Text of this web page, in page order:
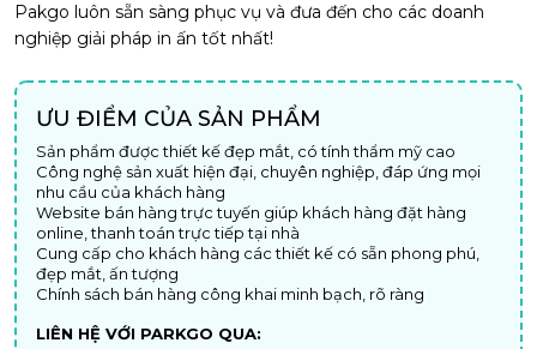
Pakgo luôn sẵn sàng phục vụ và đưa đến cho các doanh
nghiệp giải pháp in ấn tốt nhất!
ƯU ĐIỂM CỦA SẢN PHẨM
Sản phẩm được thiết kế đẹp mắt, có tính thẩm mỹ cao
Công nghệ sản xuất hiện đại, chuyên nghiệp, đáp ứng mọi
nhu cầu của khách hàng
Website bán hàng trực tuyến giúp khách hàng đặt hàng
online, thanh toán trực tiếp tại nhà
Cung cấp cho khách hàng các thiết kế có sẵn phong phú,
đẹp mắt, ấn tượng
Chính sách bán hàng công khai minh bạch, rõ ràng
LIÊN HỆ VỚI PARKGO QUA: